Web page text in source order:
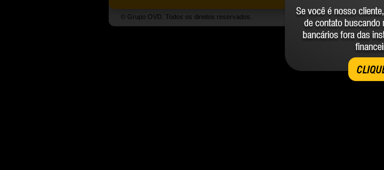
© Grupo OVD. Todos os direitos reservados.